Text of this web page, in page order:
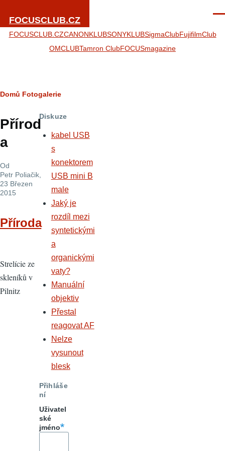
FOCUSCLUB.CZ
FOCUSCLUB.CZCANONKLUBSONYKLUBSigmaClubFujifilmClub
OMCLUBTamron ClubFOCUSmagazine
Drobečková
navigace
Domů Fotogalerie
Přírod
a
Od
Petr Poliačik
23 Březen
2015
Příroda
Strelície ze
skleníků v
Pilnitz
Diskuze
kabel USB
s
konektorem
USB mini B
male
Jaký je
rozdíl mezi
syntetickými
a
organickými
vaty?
Manuální
objektiv
Přestal
reagovat AF
Nelze
vysunout
blesk
Přihláše
ní
Uživatel
ské
jméno